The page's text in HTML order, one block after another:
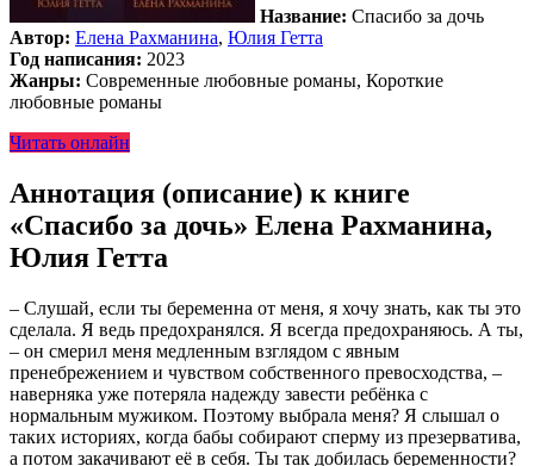
Название: Спасибо за дочь
Автор: Елена Рахманина, Юлия Гетта
Год написания: 2023
Жанры: Современные любовные романы, Короткие
любовные романы
Читать онлайн
Аннотация (описание) к книге
«Спасибо за дочь» Елена Рахманина,
Юлия Гетта
– Слушай, если ты беременна от меня, я хочу знать, как ты это
сделала. Я ведь предохранялся. Я всегда предохраняюсь. А ты,
– он смерил меня медленным взглядом с явным
пренебрежением и чувством собственного превосходства, –
наверняка уже потеряла надежду завести ребёнка с
нормальным мужиком. Поэтому выбрала меня? Я слышал о
таких историях, когда бабы собирают сперму из презерватива,
а потом закачивают её в себя. Ты так добилась беременности?